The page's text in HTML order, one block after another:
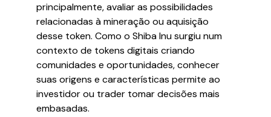
principalmente, avaliar as possibilidades
relacionadas à mineração ou aquisição
desse token. Como o Shiba Inu surgiu num
contexto de tokens digitais criando
comunidades e oportunidades, conhecer
suas origens e características permite ao
investidor ou trader tomar decisões mais
embasadas.